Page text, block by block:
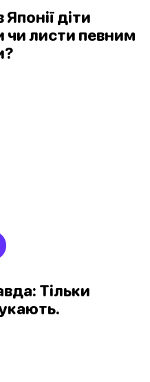
діти
листи певним
Тільки